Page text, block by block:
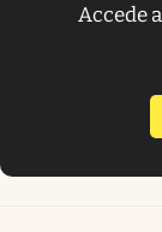
Accede